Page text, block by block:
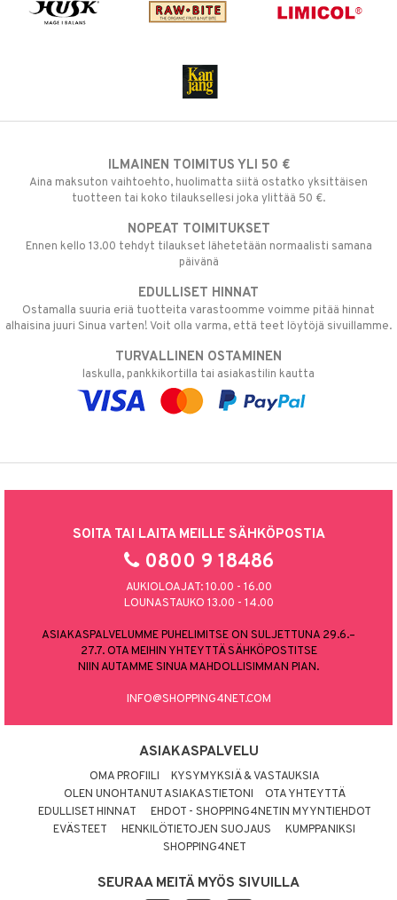
ILMAINEN TOIMITUS YLI 50 €
Aina maksuton vaihtoehto, huolimatta siitä ostatko yksittäisen
tuotteen tai koko tilauksellesi joka ylittää 50 €.
NOPEAT TOIMITUKSET
Ennen kello 13.00 tehdyt tilaukset lähetetään normaalisti samana
päivänä
EDULLISET HINNAT
Ostamalla suuria eriä tuotteita varastoomme voimme pitää hinnat
alhaisina juuri Sinua varten! Voit olla varma, että teet löytöjä sivuillamme.
TURVALLINEN OSTAMINEN
laskulla, pankkikortilla tai asiakastilin kautta
SOITA TAI LAITA MEILLE SÄHKÖPOSTIA
0800 9 18486
AUKIOLOAJAT: 10.00 - 16.00
LOUNASTAUKO 13.00 - 14.00
ASIAKASPALVELUMME PUHELIMITSE ON SULJETTUNA 29.6.–
27.7. OTA MEIHIN YHTEYTTÄ SÄHKÖPOSTITSE
NIIN AUTAMME SINUA MAHDOLLISIMMAN PIAN.
INFO@SHOPPING4NET.COM
ASIAKASPALVELU
OMA PROFIILI
KYSYMYKSIÄ & VASTAUKSIA
OLEN UNOHTANUT ASIAKASTIETONI
OTA YHTEYTTÄ
EDULLISET HINNAT
EHDOT - SHOPPING4NETIN MYYNTIEHDOT
EVÄSTEET
HENKILÖTIETOJEN SUOJAUS
KUMPPANIKSI
SHOPPING4NET
SEURAA MEITÄ MYÖS SIVUILLA